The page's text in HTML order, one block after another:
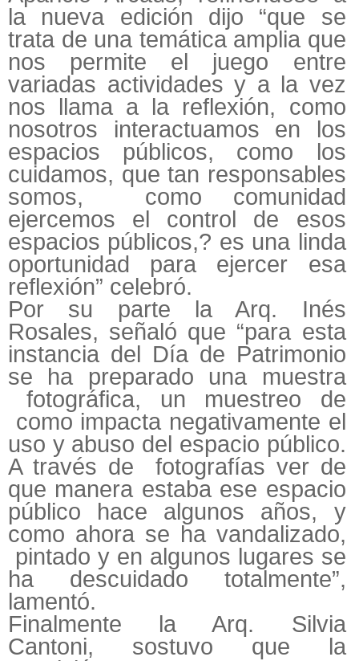
la nueva edición dijo “que se
trata de una temática amplia que
nos permite el juego entre
variadas actividades y a la vez
nos llama a la reflexión, como
nosotros interactuamos en los
espacios públicos, como los
cuidamos, que tan responsables
somos, como comunidad
ejercemos el control de esos
espacios públicos,? es una linda
oportunidad para ejercer esa
reflexión” celebró.
Por su parte la Arq. Inés
Rosales, señaló que “para esta
instancia del Día de Patrimonio
se ha preparado una muestra
fotográfica, un muestreo de
como impacta negativamente el
uso y abuso del espacio público.
A través de fotografías ver de
que manera estaba ese espacio
público hace algunos años, y
como ahora se ha vandalizado,
pintado y en algunos lugares se
ha descuidado totalmente”,
lamentó.
Finalmente la Arq. Silvia
Cantoni, sostuvo que la